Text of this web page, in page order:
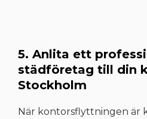
5. Anlita ett
städföretag till din
Stockholm
När kontorsflyttningen är